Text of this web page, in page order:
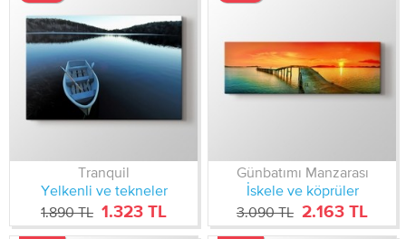
Tranquil
Yelkenli ve tekneler
1.890 TL 1.323 TL
Günbatımı Manzarası
İskele ve köprüler
3.090 TL 2.163 TL